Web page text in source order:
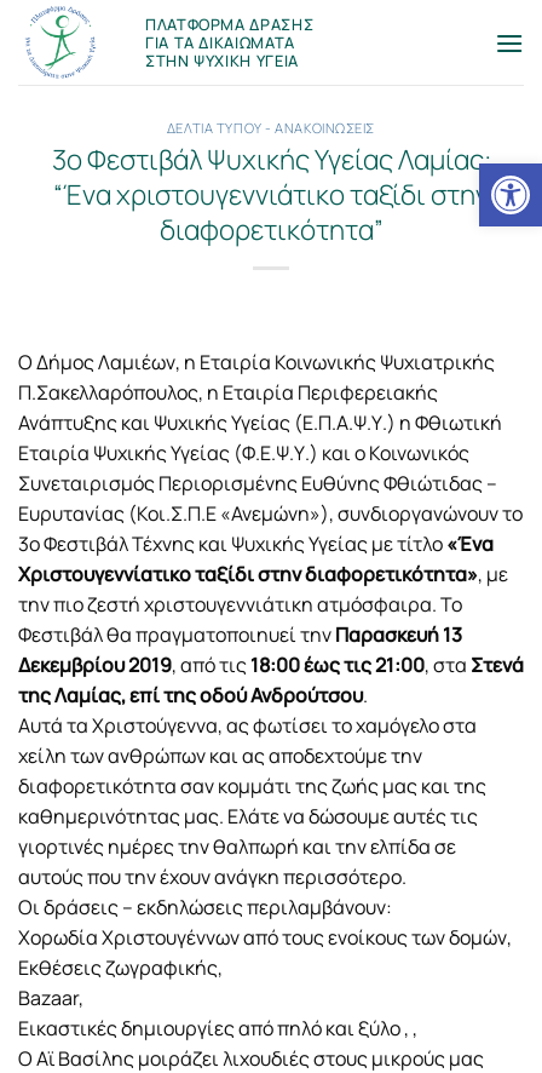
Μετάβαση
στο
περιεχόμενο
ΠΛΑΤΦΟΡΜΑ ΔΡΑΣΗΣ
ΓΙΑ ΤΑ ΔΙΚΑΙΩΜΑΤΑ
ΣΤΗΝ ΨΥΧΙΚΗ ΥΓΕΙΑ
ΔΕΛΤΙΑ ΤΥΠΟΥ - ΑΝΑΚΟΙΝΩΣΕΙΣ
3ο Φεστιβάλ Ψυχικής Υγείας Λαμίας:
“Ένα χριστουγεννιάτικο ταξίδι στην
διαφορετικότητα”
Ο Δήμος Λαμιέων, η Εταιρία Κοινωνικής Ψυχιατρικής
Π.Σακελλαρόπουλος, η Εταιρία Περιφερειακής
Ανάπτυξης και Ψυχικής Υγείας (Ε.Π.Α.Ψ.Υ.) η Φθιωτική
Εταιρία Ψυχικής Υγείας (Φ.Ε.Ψ.Υ.) και ο Κοινωνικός
Συνεταιρισμός Περιορισμένης Ευθύνης Φθιώτιδας –
Ευρυτανίας (Κοι.Σ.Π.Ε «Ανεμώνη»), συνδιοργανώνουν το
3ο Φεστιβάλ Τέχνης και Ψυχικής Υγείας με τίτλο«Ένα
Xριστουγεννίατικο ταξίδι στην διαφορετικότητα», με
την πιο ζεστή χριστουγεννιάτικη ατμόσφαιρα. Το
Φεστιβάλ θα πραγματοποιηυεί τηνΠαρασκευή 13
Δεκεμβρίου 2019, από τις18:00 έως τις 21:00, στα Στενά
της Λαμίας, επί της οδού Ανδρούτσου.
Αυτά τα Χριστούγεννα, ας φωτίσει το χαμόγελο στα
χείλη των ανθρώπων και ας αποδεχτούμε την
διαφορετικότητα σαν κομμάτι της ζωής μας και της
καθημερινότητας μας. Ελάτε να δώσουμε αυτές τις
γιορτινές ημέρες την θαλπωρή και την ελπίδα σε
αυτούς που την έχουν ανάγκη περισσότερο.
Οι δράσεις – εκδηλώσεις περιλαμβάνουν:
Χορωδία Χριστουγέννων από τους ενοίκους των δομών,
Εκθέσεις ζωγραφικής,
Bazaar,
Εικαστικές δημιουργίες από πηλό και ξύλο , ,
Ο Αϊ Βασίλης μοιράζει λιχουδιές στους μικρούς μας